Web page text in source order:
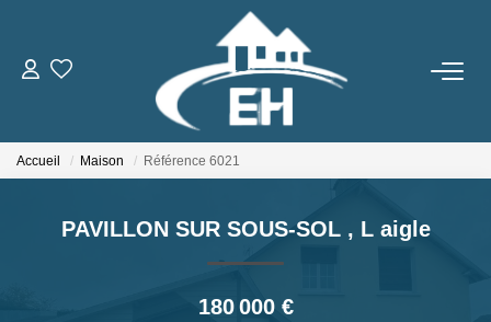
ACHETER
LOUER
Nos Biens
Gestion Locative
Accueil Maison Référence 6021
PAVILLON SUR SOUS-SOL , L aigle
180 000 €